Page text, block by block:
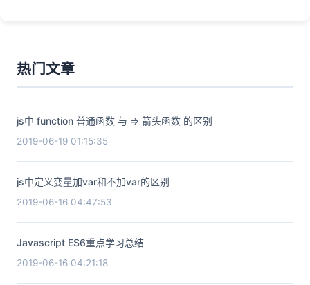
热门文章
js中 function 普通函数 与 => 箭头函数 的区别
2019-06-19 01:15:35
js中定义变量加var和不加var的区别
2019-06-16 04:47:53
Javascript ES6重点学习总结
2019-06-16 04:21:18